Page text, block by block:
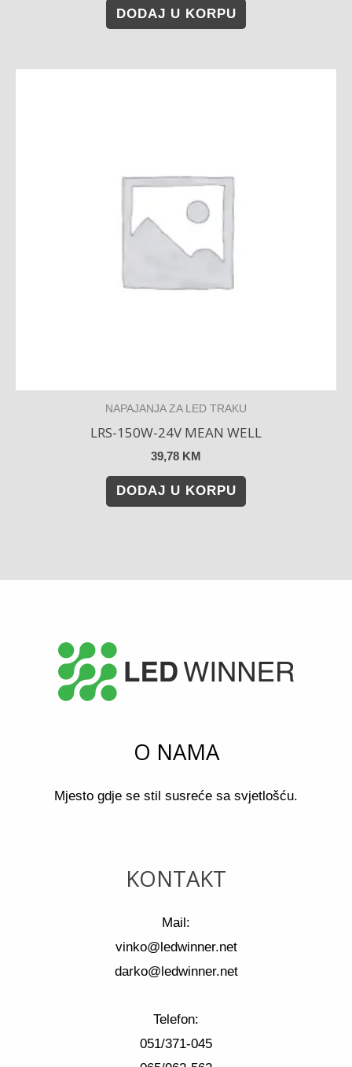
DODAJ U KORPU
NAPAJANJA ZA LED TRAKU
LRS-150W-24V MEAN WELL
39,78 KM
DODAJ U KORPU
O NAMA
Mjesto gdje se stil susreće sa svjetlošću.
KONTAKT
Mail:
vinko@ledwinner.net
darko@ledwinner.net
Telefon:
051/371-045